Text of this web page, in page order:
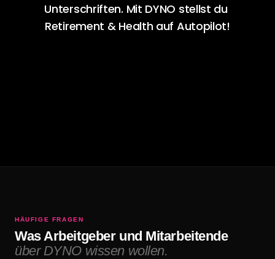
Unterschriften. Mit DYNO stellst du
Retirement & Health auf Autopilot!
HÄUFIGE FRAGEN
Was Arbeitgeber und Mitarbeitende
über DYNO wissen wollen.